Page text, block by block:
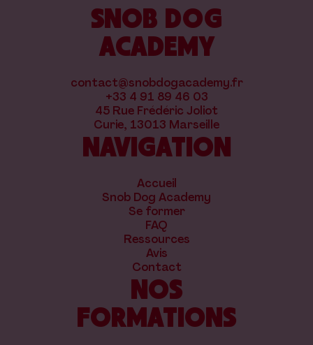
SNOB DOG
ACADEMY
contact@snobdogacademy.fr
+33 4 91 89 46 03
45 Rue Frédéric Joliot
Curie, 13013 Marseille
NAVIGATION
Accueil
Snob Dog Academy
Se former
FAQ
Ressources
Avis
Contact
NOS
FORMATIONS